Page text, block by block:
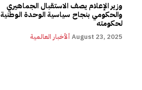
وزير الإعلام يصف الاستقبال الجماهيري
والحكومي بنجاح سياسية الوحدة الوطنية
لحكومته
ألأخبار العالمية August 23, 2025